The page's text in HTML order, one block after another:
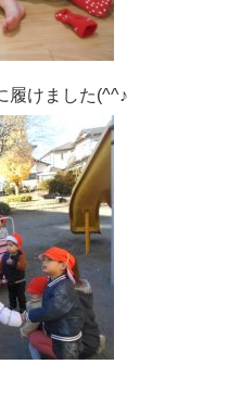
履けました(^^♪